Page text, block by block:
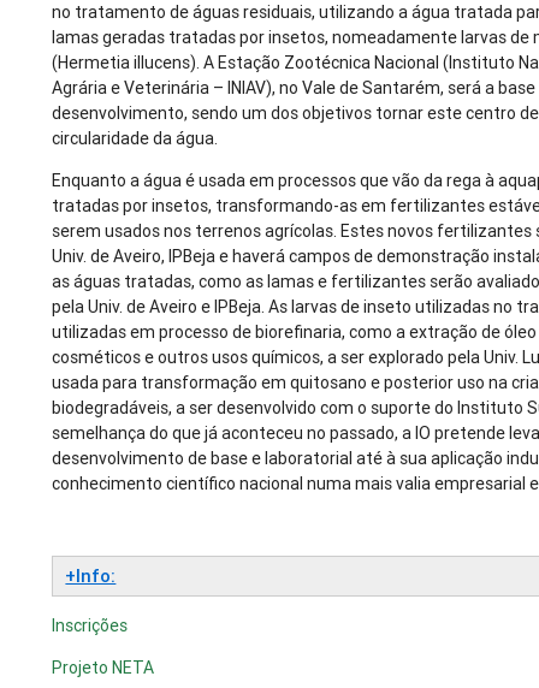
no tratamento de águas residuais, utilizando a água tratada
lamas geradas tratadas por insetos, nomeadamente larvas de
(Hermetia illucens). A Estação Zootécnica Nacional (Instituto
Agrária e Veterinária – INIAV), no Vale de Santarém, será a
desenvolvimento, sendo um dos objetivos tornar este centro
circularidade da água.
Enquanto a água é usada em processos que vão da rega à
tratadas por insetos, transformando-as em fertilizantes
serem usados nos terrenos agrícolas. Estes novos fertilizantes
Univ. de Aveiro, IPBeja e haverá campos de demonstração
as águas tratadas, como as lamas e fertilizantes serão
pela Univ. de Aveiro e IPBeja. As larvas de inseto utilizadas no
utilizadas em processo de biorefinaria, como a extração de
cosméticos e outros usos químicos, a ser explorado pela Univ.
usada para transformação em quitosano e posterior uso na
biodegradáveis, a ser desenvolvido com o suporte do Instituto
semelhança do que já aconteceu no passado, a IO pretende
desenvolvimento de base e laboratorial até à sua aplicação
conhecimento científico nacional numa mais valia empresarial
+Info:
Inscrições
Projeto NETA